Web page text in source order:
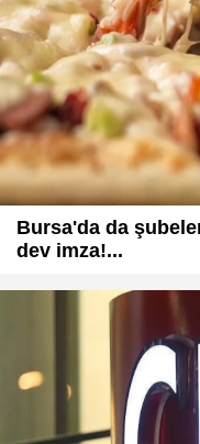
Bursa'da da
dev imza!...